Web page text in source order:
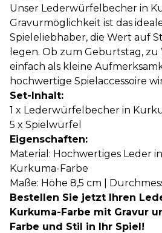
Unser Lederwürfelbecher in
Gravurmöglichkeit ist das
Spieleliebhaber, die Wert auf
legen. Ob zum Geburtstag,
einfach als kleine
hochwertige Spielaccessoire
Set-Inhalt:
1 x Lederwürfelbecher in
5 x Spielwürfel
Eigenschaften:
Material: Hochwertiges Leder
Kurkuma-Farbe
Maße: Höhe 8,5 cm |
Bestellen Sie jetzt Ihren
Kurkuma-Farbe mit Gravur
Farbe und Stil in Ihr Spiel!